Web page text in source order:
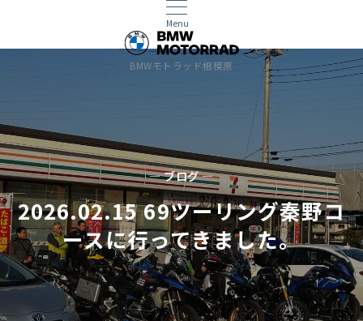
Menu
BMWモトラッド相模原
— ブログ —
2026.02.15 69ツーリング秦野コ
ースに行ってきました。